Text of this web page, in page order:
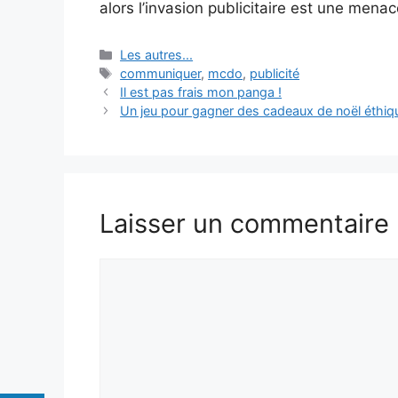
alors l’invasion publicitaire est une
Catégories
Les autres...
Étiquettes
communiquer, mcdo, publicité
Il est pas frais mon panga !
Un jeu pour gagner des cadeaux de noël
Laisser un commentaire